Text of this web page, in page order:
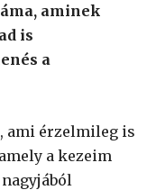
aminek
is
a
ami érzelmileg is
a kezeim